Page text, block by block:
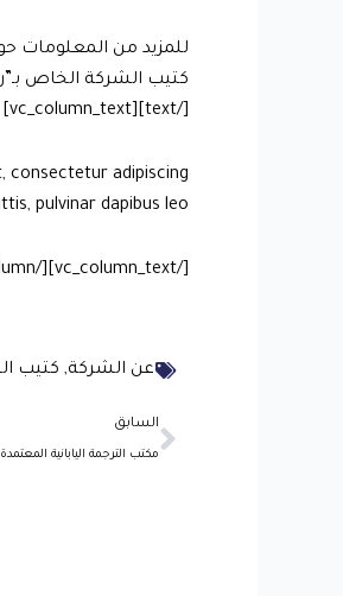
للمزيد من المعلومات
كتيب الشركة الخاص
[/text][vc_column_text]
consectetur adipiscing
pulvinar dapibus leo.
[/vc_column_text][/vc_column][/vc_row]
عن الشركة, كتيب
Prev
السابق
مكتب الترجمة اليابانية